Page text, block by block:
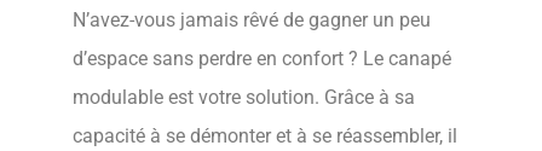
N’avez-vous jamais rêvé de gagner un peu
d’espace sans perdre en confort ? Le canapé
modulable est votre solution. Grâce à sa
capacité à se démonter et à se réassembler, il